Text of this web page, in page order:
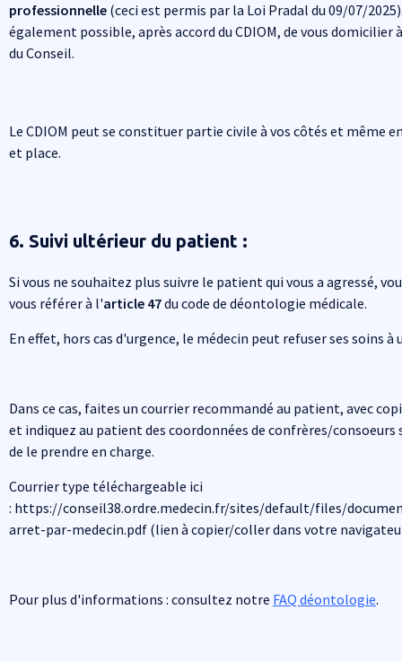
professionnelle (ceci est permis par la Loi Pradal du 09/07/
également possible, après accord du CDIOM, de vous domicilier
du Conseil.
Le CDIOM peut se constituer partie civile à vos côtés et même
et place.
6. Suivi ultérieur du patient :
Si vous ne souhaitez plus suivre le patient qui vous a agressé,
vous référer à l'article 47du code de déontologie médicale.
En effet, hors cas d'urgence, le médecin peut refuser ses soins à
Dans ce cas, faites un courrier recommandé au patient, avec
et indiquez au patient des coordonnées de confrères/consoeurs
de le prendre en charge.
Courrier type téléchargeable ici
: https://conseil38.ordre.medecin.fr/sites/default/files/
arret-par-medecin.pdf (lien à copier/coller dans votre
Pour plus d'informations : consultez notre FAQ déontologie.